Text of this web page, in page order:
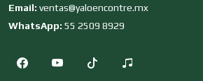
Compresores de aire
Email: ventas@yaloencontre.mx
WhatsApp: 55 2509 8929